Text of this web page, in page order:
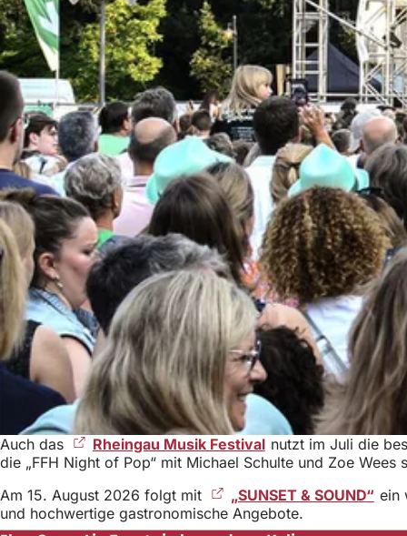
Auch das Rheingau Musik Festival(Öffnet
in
neuen
Tab)
nutzt im Juli die
die „FFH Night of Pop“ mit Michael Schulte und Zoe
Am 15. August 2026 folgt mit
„SUNSET & SOUND“ ein
und hochwertige gastronomische Angebote.